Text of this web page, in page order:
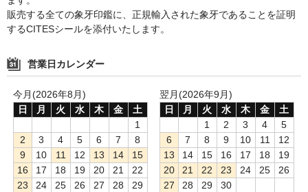
販売する全ての象牙印鑑に、正規輸入された象牙であることを証明
するCITESシールを添付いたします。
営業日カレンダー
今月(2026年8月)
日
月 火 水 木 金
土
1
2
3 4 5 6 7
8
9
10 11 12 13 14
15
16
17 18 19 20 21
22
23
24 25 26 27 28
29
翌月(2026年9月)
日
月 火 水 木 金
土
1
2 3 4
5
6
7 8 9 10 11
12
13
14 15 16 17 18
19
20
21 22 23 24 25
26
27
28 29
30